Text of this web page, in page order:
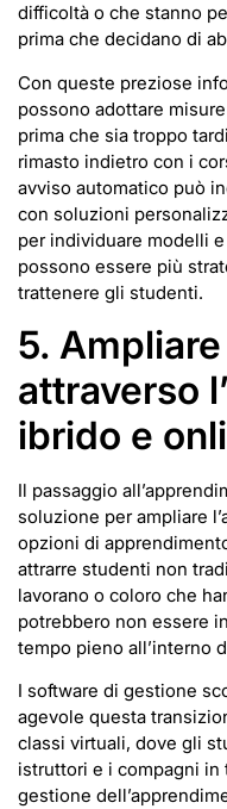
difficoltà o che stanno
prima che decidano di
Con queste preziose
possono adottare
prima che sia troppo
rimasto indietro con i
avviso automatico può
con soluzioni
per individuare modelli
possono essere più
trattenere gli studenti.
5.
attraverso
ibrido e
Il passaggio
soluzione per ampliare
opzioni di
attrarre studenti non
lavorano o coloro che
potrebbero non essere
tempo pieno all’interno
I software di gestione
agevole questa
classi virtuali, dove gli
istruttori e i compagni
gestione